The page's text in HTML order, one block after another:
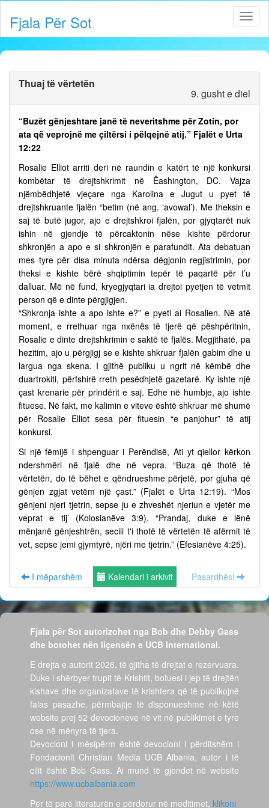
Fjala Për Sot
Thuaj të vërtetën
9. gusht e diel
“Buzët gënjeshtare janë të neveritshme për Zotin, por
ata që veprojnë me çiltërsi i pëlqejnë atij.” Fjalët e Urta
12:22
Rosalie Elliot arriti deri në raundin e katërt të një konkursi
kombëtar të drejtshkrimit në Ëashington, DC. Vajza
njëmbëdhjetë vjeçare nga Karolina e Jugut u pyet të
drejtshkruante fjalën “betim (në ang. ‘avowal’). Me theksin e
saj të butë jugor, ajo e drejtshkroi fjalën, por gjyqtarët nuk
ishin në gjendje të përcaktonin nëse kishte përdorur
shkronjën a apo e si shkronjën e parafundit. Ata debatuan
mes tyre për disa minuta ndërsa dëgjonin regjistrimin, por
theksi e kishte bërë shqiptimin tepër të paqartë për t’u
dalluar. Më në fund, kryegjyqtari ia drejtoi pyetjen të vetmit
person që e dinte përgjigjen.
“Shkronja ishte a apo ishte e?” e pyeti ai Rosalien. Në atë
moment, e rrethuar nga nxënës të tjerë që pëshpëritnin,
Rosalie e dinte drejtshkrimin e saktë të fjalës. Megjithatë, pa
hezitim, ajo u përgjigj se e kishte shkruar fjalën gabim dhe u
largua nga skena. I gjithë publiku u ngrit në këmbë dhe
duartrokiti, përfshirë rreth pesëdhjetë gazetarë. Ky ishte një
çast krenarie për prindërit e saj. Edhe në humbje, ajo ishte
fituese. Në fakt, me kalimin e viteve është shkruar më shumë
për Rosalie Elliot sesa për fituesin “e panjohur” të atij
konkursi.
Si një fëmijë i shpenguar i Perëndisë, Ati yt qiellor kërkon
ndershmëri në fjalë dhe në vepra. “Buza që thotë të
vërtetën, do të bëhet e qëndrueshme përjetë, por gjuha që
gënjen zgjat vetëm një çast.” (Fjalët e Urta 12:19). “Mos
gënjeni njeri tjetrin, sepse ju e zhveshët njeriun e vjetër me
veprat e tij’ (Kolosianëve 3:9). “Prandaj, duke e lënë
mënjanë gënjeshtrën, secili t'i thotë të vërtetën të afërmit të
vet, sepse jemi gjymtyrë, njëri me tjetrin.” (Efesianëve 4:25).
I mëparshëm Kalendari i arkivit Pasardhësi
Fjala për Sot autorizohet nga Bob dhe Debby Gass
dhe botohet nën liçensën e UCB International.
E drejta e autorit 2026, të gjitha të drejtat e rezervuara.
Duke i shërbyer trupit të Krishtit, botuesi i jep të drejtën
kishave dhe organizatave të krishtera që të publikojnë
falas pasazhe, përmbajtje të disponueshme në këtë
website prej 52 devocioneve në vit në publikimet e tyre
ose në mënyra të tjera.
Devocioni i mësipërm është devocioni i përditshëm i
Fondacionit Christian Media UCB Albania, autor i të
cilit është Bob Gass. Ai mund të gjendet në website
https://www.ucbalbania.com
Për të parë literaturën e përdorur në meditimet, klikoni